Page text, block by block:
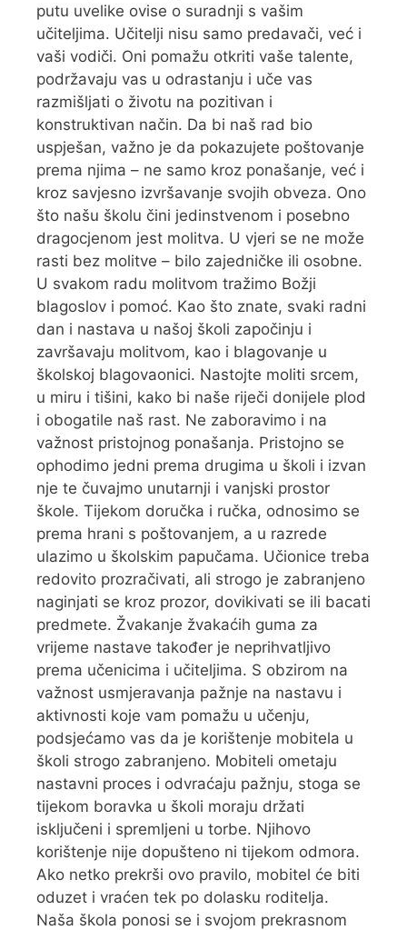
putu uvelike ovise o suradnji s vašim
učiteljima. Učitelji nisu samo predavači, već i
vaši vodiči. Oni pomažu otkriti vaše talente,
podržavaju vas u odrastanju i uče vas
razmišljati o životu na pozitivan i
konstruktivan način. Da bi naš rad bio
uspješan, važno je da pokazujete poštovanje
prema njima – ne samo kroz ponašanje, već i
kroz savjesno izvršavanje svojih obveza. Ono
što našu školu čini jedinstvenom i posebno
dragocjenom jest molitva. U vjeri se ne može
rasti bez molitve – bilo zajedničke ili osobne.
U svakom radu molitvom tražimo Božji
blagoslov i pomoć. Kao što znate, svaki radni
dan i nastava u našoj školi započinju i
završavaju molitvom, kao i blagovanje u
školskoj blagovaonici. Nastojte moliti srcem,
u miru i tišini, kako bi naše riječi donijele plod
i obogatile naš rast. Ne zaboravimo i na
važnost pristojnog ponašanja. Pristojno se
ophodimo jedni prema drugima u školi i izvan
nje te čuvajmo unutarnji i vanjski prostor
škole. Tijekom doručka i ručka, odnosimo se
prema hrani s poštovanjem, a u razrede
ulazimo u školskim papučama. Učionice treba
redovito prozračivati, ali strogo je zabranjeno
naginjati se kroz prozor, dovikivati se ili bacati
predmete. Žvakanje žvakaćih guma za
vrijeme nastave također je neprihvatljivo
prema učenicima i učiteljima. S obzirom na
važnost usmjeravanja pažnje na nastavu i
aktivnosti koje vam pomažu u učenju,
podsjećamo vas da je korištenje mobitela u
školi strogo zabranjeno. Mobiteli ometaju
nastavni proces i odvraćaju pažnju, stoga se
tijekom boravka u školi moraju držati
isključeni i spremljeni u torbe. Njihovo
korištenje nije dopušteno ni tijekom odmora.
Ako netko prekrši ovo pravilo, mobitel će biti
oduzet i vraćen tek po dolasku roditelja.
Naša škola ponosi se i svojom prekrasnom